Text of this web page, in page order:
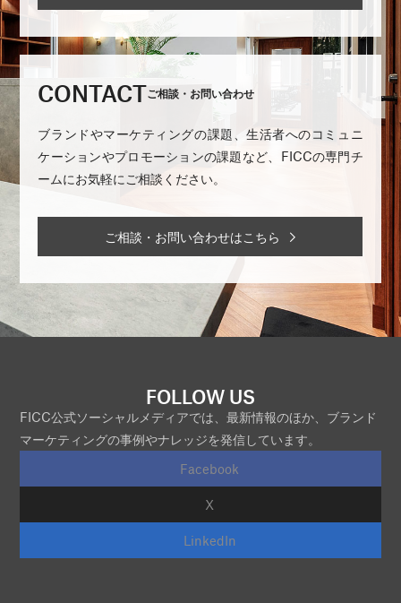
CONTACTご相談・お問い合わせ
ブランドやマーケティングの課題、生活者へのコミュニ
ケーションやプロモーションの課題など、FICCの専門チ
ームにお気軽にご相談ください。
ご相談・お問い合わせはこちら
FOLLOW US
FICC公式ソーシャルメディアでは、最新情報のほか、ブランド
マーケティングの事例やナレッジを発信しています。
Facebook
X
LinkedIn